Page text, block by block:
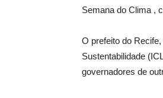
Semana do Clima ,
O prefeito do
Sustentabilidade
governadores de